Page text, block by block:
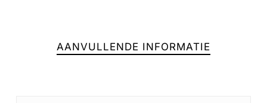
AANVULLENDE INFORMATIE